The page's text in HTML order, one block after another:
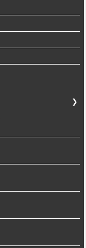
❯